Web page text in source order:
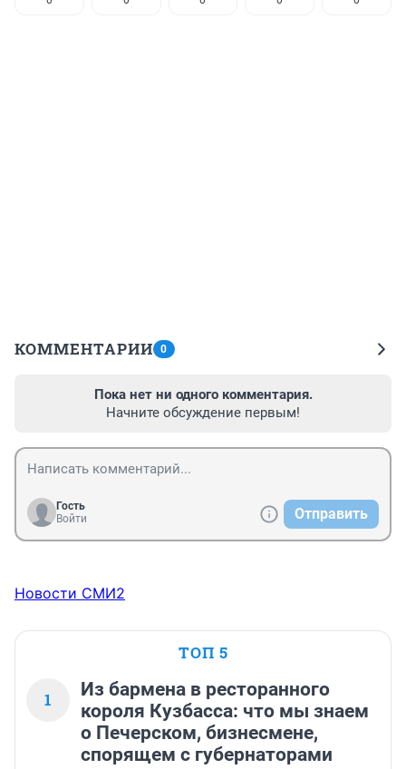
КОММЕНТАРИИ 0
Пока нет ни одного комментария.
Начните обсуждение первым!
Гость
Войти
Отправить
Новости СМИ2
ТОП 5
1
Из бармена в ресторанного
короля Кузбасса: что мы знаем
о Печерском, бизнесмене,
спорящем с губернаторами